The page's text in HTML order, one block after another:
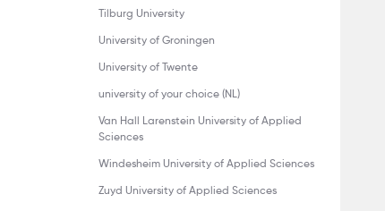
Tilburg University
University of Groningen
University of Twente
university of your choice (NL)
Van Hall Larenstein University of Applied
Sciences
Windesheim University of Applied Sciences
Zuyd University of Applied Sciences